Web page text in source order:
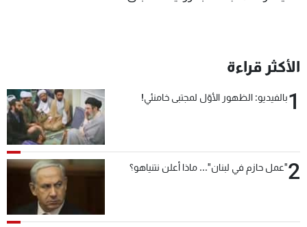
الأكثر قراءة
1بالفيديو: الظهور الأوّل لمجتبى خامنئي!
2"عمل حازم في لبنان"... ماذا أعلن نتنياهو؟